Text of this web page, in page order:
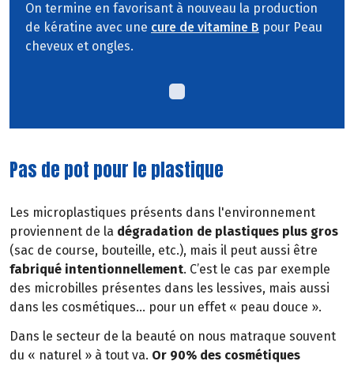
On termine en favorisant à nouveau la production
de kératine avec une cure de vitamine B pour Peau
cheveux et ongles.
Pas de pot pour le plastique
Les microplastiques présents dans l'environnement
proviennent de la dégradation de plastiques plus gros
(sac de course, bouteille, etc.), mais il peut aussi être
fabriqué intentionnellement. C’est le cas par exemple
des microbilles présentes dans les lessives, mais aussi
dans les cosmétiques… pour un effet « peau douce ».
Dans le secteur de la beauté on nous matraque souvent
du « naturel » à tout va. Or 90% des cosmétiques